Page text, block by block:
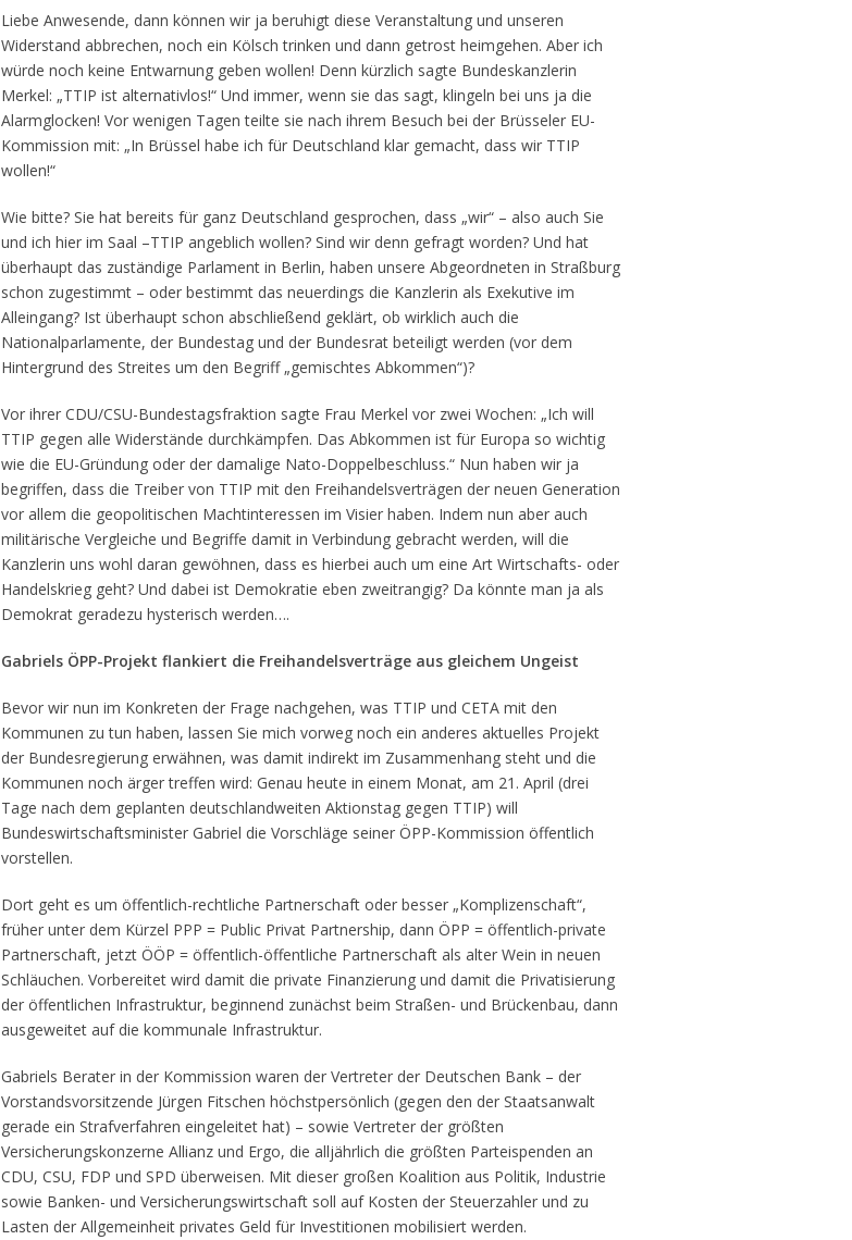
Liebe Anwesende, dann können wir ja beruhigt diese Veranstaltung und unseren
Widerstand abbrechen, noch ein Kölsch trinken und dann getrost heimgehen. Aber ich
würde noch keine Entwarnung geben wollen! Denn kürzlich sagte Bundeskanzlerin
Merkel: „TTIP ist alternativlos!“ Und immer, wenn sie das sagt, klingeln bei uns ja die
Alarmglocken! Vor wenigen Tagen teilte sie nach ihrem Besuch bei der Brüsseler EU-
Kommission mit: „In Brüssel habe ich für Deutschland klar gemacht, dass wir TTIP
wollen!“
Wie bitte? Sie hat bereits für ganz Deutschland gesprochen, dass „wir“ – also auch Sie
und ich hier im Saal –TTIP angeblich wollen? Sind wir denn gefragt worden? Und hat
überhaupt das zuständige Parlament in Berlin, haben unsere Abgeordneten in Straßburg
schon zugestimmt – oder bestimmt das neuerdings die Kanzlerin als Exekutive im
Alleingang? Ist überhaupt schon abschließend geklärt, ob wirklich auch die
Nationalparlamente, der Bundestag und der Bundesrat beteiligt werden (vor dem
Hintergrund des Streites um den Begriff „gemischtes Abkommen“)?
Vor ihrer CDU/CSU-Bundestagsfraktion sagte Frau Merkel vor zwei Wochen: „Ich will
TTIP gegen alle Widerstände durchkämpfen. Das Abkommen ist für Europa so wichtig
wie die EU-Gründung oder der damalige Nato-Doppelbeschluss.“ Nun haben wir ja
begriffen, dass die Treiber von TTIP mit den Freihandelsverträgen der neuen Generation
vor allem die geopolitischen Machtinteressen im Visier haben. Indem nun aber auch
militärische Vergleiche und Begriffe damit in Verbindung gebracht werden, will die
Kanzlerin uns wohl daran gewöhnen, dass es hierbei auch um eine Art Wirtschafts- oder
Handelskrieg geht? Und dabei ist Demokratie eben zweitrangig? Da könnte man ja als
Demokrat geradezu hysterisch werden….
Gabriels ÖPP-Projekt flankiert die Freihandelsverträge aus gleichem Ungeist
Bevor wir nun im Konkreten der Frage nachgehen, was TTIP und CETA mit den
Kommunen zu tun haben, lassen Sie mich vorweg noch ein anderes aktuelles Projekt
der Bundesregierung erwähnen, was damit indirekt im Zusammenhang steht und die
Kommunen noch ärger treffen wird: Genau heute in einem Monat, am 21. April (drei
Tage nach dem geplanten deutschlandweiten Aktionstag gegen TTIP) will
Bundeswirtschaftsminister Gabriel die Vorschläge seiner ÖPP-Kommission öffentlich
vorstellen.
Dort geht es um öffentlich-rechtliche Partnerschaft oder besser „Komplizenschaft“,
früher unter dem Kürzel PPP = Public Privat Partnership, dann ÖPP = öffentlich-private
Partnerschaft, jetzt ÖÖP = öffentlich-öffentliche Partnerschaft als alter Wein in neuen
Schläuchen. Vorbereitet wird damit die private Finanzierung und damit die Privatisierung
der öffentlichen Infrastruktur, beginnend zunächst beim Straßen- und Brückenbau, dann
ausgeweitet auf die kommunale Infrastruktur.
Gabriels Berater in der Kommission waren der Vertreter der Deutschen Bank – der
Vorstandsvorsitzende Jürgen Fitschen höchstpersönlich (gegen den der Staatsanwalt
gerade ein Strafverfahren eingeleitet hat) – sowie Vertreter der größten
Versicherungskonzerne Allianz und Ergo, die alljährlich die größten Parteispenden an
CDU, CSU, FDP und SPD überweisen. Mit dieser großen Koalition aus Politik, Industrie
sowie Banken- und Versicherungswirtschaft soll auf Kosten der Steuerzahler und zu
Lasten der Allgemeinheit privates Geld für Investitionen mobilisiert werden.